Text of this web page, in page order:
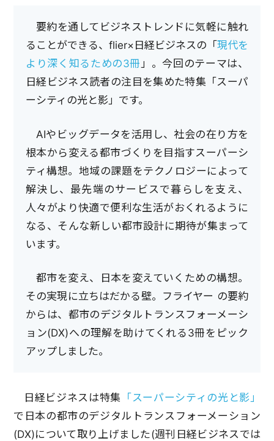
要約を通してビジネストレンドに気軽に触れ
ることができる、flier×日経ビジネスの「 現代を
より深く知るための3冊」。今回のテーマは、
日経ビジネス読者の注目を集めた特集「スーパ
ーシティの光と影」です。
AIやビッグデータを活用し、社会の在り方を
根本から変える都市づくりを目指すスーパーシ
ティ構想。地域の課題をテクノロジーによって
解決し、最先端のサービスで暮らしを支え、
人々がより快適で便利な生活がおくれるように
なる、そんな新しい都市設計に期待が集まって
います。
都市を変え、日本を変えていくための構想。
その実現に立ちはだかる壁。フライヤー の要約
からは、都市のデジタルトランスフォーメーシ
ョン(DX)への理解を助けてくれる3冊をピック
アップしました。
日経ビジネスは特集 「スーパーシティの光と影」
で日本の都市のデジタルトランスフォーメーション
(DX)について取り上げました(週刊日経ビジネスでは